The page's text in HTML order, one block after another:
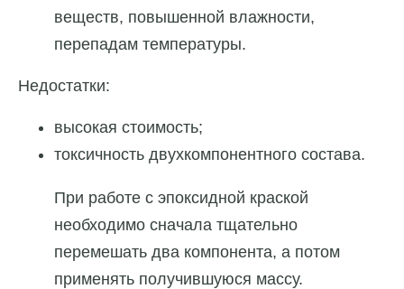
веществ, повышенной влажности,
перепадам температуры.
Недостатки:
высокая стоимость;
токсичность двухкомпонентного состава.
При работе с эпоксидной краской
необходимо сначала тщательно
перемешать два компонента, а потом
применять получившуюся массу.